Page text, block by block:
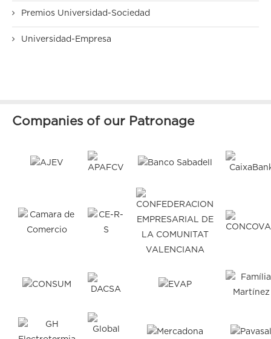
Premios Universidad-Sociedad
Universidad-Empresa
Companies of our Patronage